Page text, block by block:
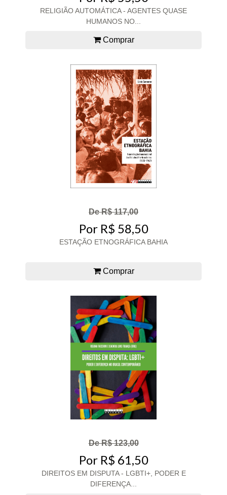
RELIGIÃO AUTOMÁTICA - AGENTES QUASE
HUMANOS NO...
Comprar
De R$ 117,00
Por R$ 58,50
ESTAÇÃO ETNOGRÁFICA BAHIA
Comprar
De R$ 123,00
Por R$ 61,50
DIREITOS EM DISPUTA - LGBTI+, PODER E
DIFERENÇA...